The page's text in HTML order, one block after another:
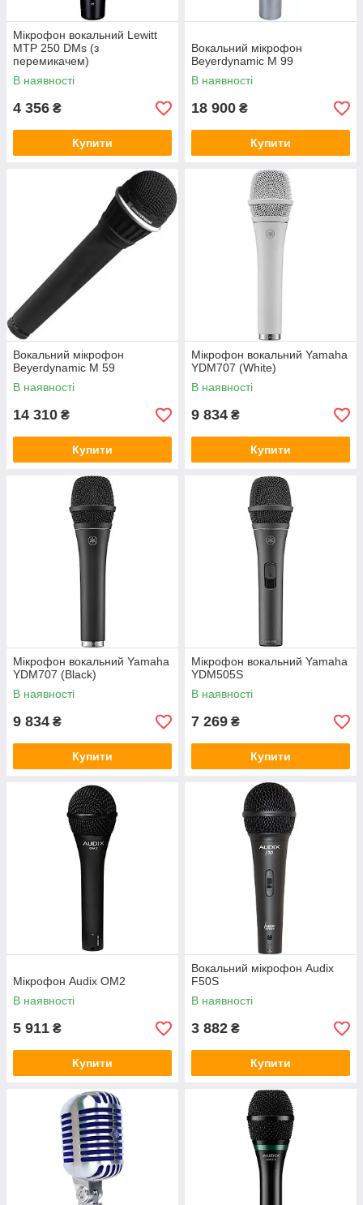
Мікрофон вокальний Lewitt
MTP 250 DMs (з
перемикачем)
В наявності
4 356 ₴
Купити
Вокальний мікрофон
Beyerdynamic M 99
В наявності
18 900 ₴
Купити
Вокальний мікрофон
Beyerdynamic M 59
В наявності
14 310 ₴
Купити
Мікрофон вокальний Yamaha
YDM707 (White)
В наявності
9 834 ₴
Купити
Мікрофон вокальний Yamaha
YDM707 (Black)
В наявності
9 834 ₴
Купити
Мікрофон вокальний Yamaha
YDM505S
В наявності
7 269 ₴
Купити
Мікрофон Audix OM2
В наявності
5 911 ₴
Купити
Вокальний мікрофон Audix
F50S
В наявності
3 882 ₴
Купити